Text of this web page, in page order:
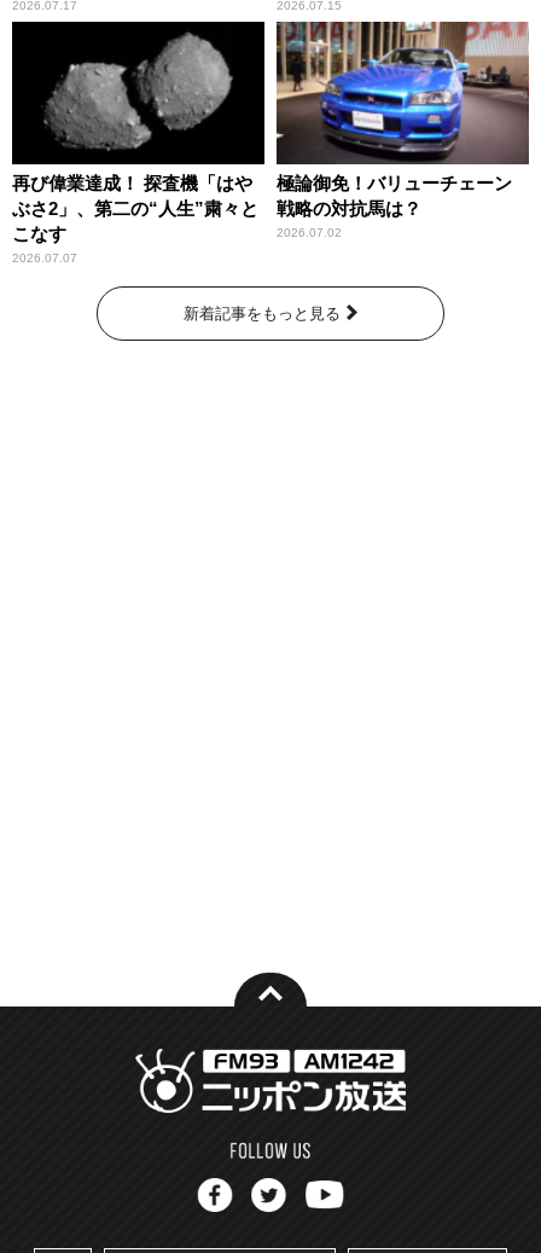
2026.07.17 2026.07.15
再び偉業達成！ 探査機「はや
ぶさ2」、第二の“人生”粛々と
こなす
2026.07.07
極論御免！バリューチェーン
戦略の対抗馬は？
2026.07.02
新着記事をもっと見る